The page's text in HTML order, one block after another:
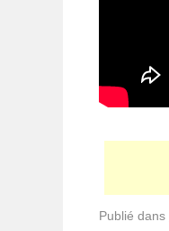
Publié dans